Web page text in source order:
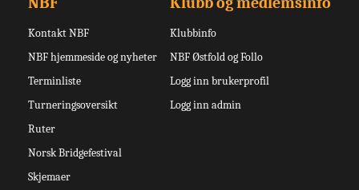
Kontakt NBF
NBF hjemmeside og nyheter
Terminliste
Turneringsoversikt
Ruter
Norsk Bridgefestival
Skjemaer
Klubbinfo
NBF Østfold og Follo
Logg inn brukerprofil
Logg inn admin